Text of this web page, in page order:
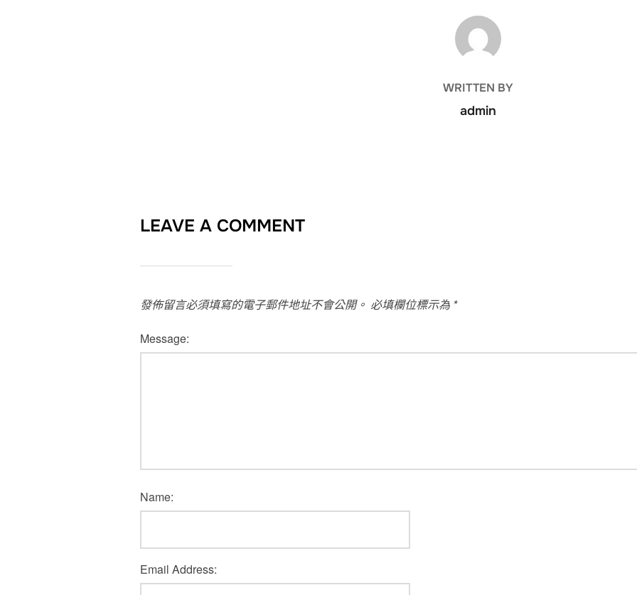
POST AUTHOR
WRITTEN BY
admin
LEAVE A COMMENT
發佈留言必須填寫的電子郵件地址不會公開。 必填欄位標示為 *
Message:
Name:
Email Address: